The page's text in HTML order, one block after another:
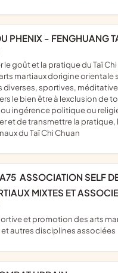
PHENIX - FENGHUANG
martiaux dorigine orientale
diverses, sportives,
le bien être à lexclusion de
ingérence politique ou
et de transmettre la
du Taï Chi Chuan
MIXTES ET
autres disciplines associées